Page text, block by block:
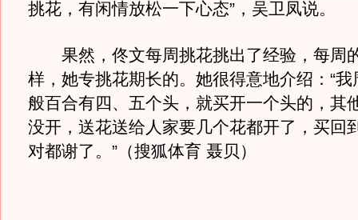
挑花，有闲情放松一下心态”，吴卫凤说。
果然，佟文每周挑花挑出了经验，每周
样，她专挑花期长的。她很得意地介绍：“
般百合有四、五个头，就买开一个头的，其
没开，送花送给人家要几个花都开了，买回
对都谢了。”（搜狐体育 聂贝）